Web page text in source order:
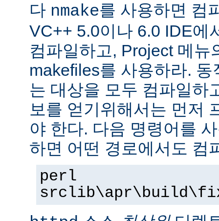
다 nmake를 사용하면 컴
VC++ 5.0이나 6.0 IDE에
컴파일하고, Project 메뉴
makefiles를 사용하라.
는 대상을 모두 컴파일하
보를 얻기위해서는 먼저
야 한다. 다음 명령어를
하면 어떤 경로에서도 컴
perl